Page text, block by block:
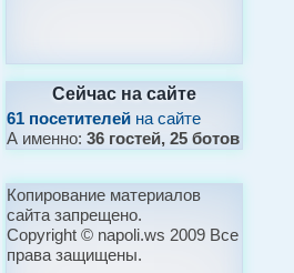
Сейчас на сайте
61 посетителей на сайте
А именно:36 гостей, 25 ботов
Копирование материалов
сайта запрещено.
Copyright © napoli.ws 2009 Все
права защищены.